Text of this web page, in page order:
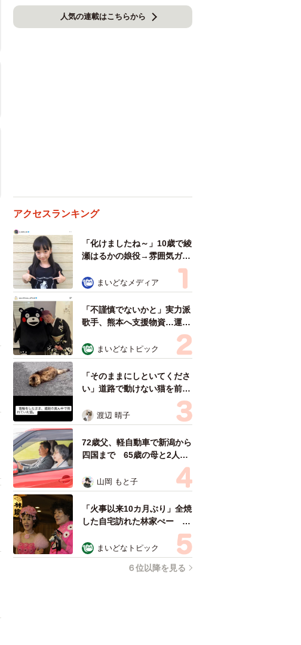
人気の連載はこちらから
アクセスランキング
「化けましたね～」10歳で綾
瀬はるかの娘役→雰囲気ガラ
リの18歳に成長 「メイクで
雰囲気が」「宝塚に入れそ
う」
まいどなメディア
「不謹慎でないかと」実力派
歌手、熊本へ支援物資…運搬
トラックの車体デザインにた
めらい 「痛いほど伝わる」
「行動され立派」
まいどなトピック
「そのままにしといてくださ
い」道路で動けない猫を前に
返された一言… 懸命に生き
ようとした4日間 「命の重
さはみんな同じ」保護団体代
表の訴え
渡辺 晴子
72歳父、軽自動車で新潟から
四国まで 65歳の母と2人で
3泊4日の旅 パーキングの休
憩まで分刻み… 「大学生で
も組まねえよ！」
山岡 もと子
「火事以来10カ月ぶり」全焼
した自宅訪れた林家ぺー 内
装も壁も取り払われスケルト
ン状態の部屋に呆然
まいどなトピック
６位以降を見る